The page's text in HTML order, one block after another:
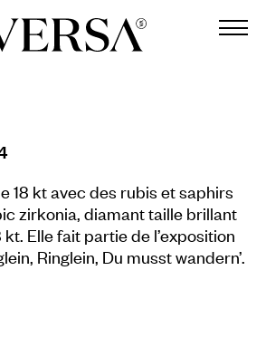
18 kt avec des rubis et saphirs
zirkonia, diamant taille brillant
Elle fait partie de l’exposition
Ringlein, Du musst wandern’.